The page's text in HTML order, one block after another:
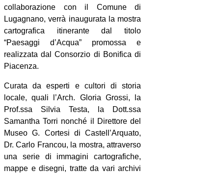
collaborazione con il Comune di
Lugagnano, verrà inaugurata la mostra
cartografica itinerante dal titolo
“Paesaggi d’Acqua” promossa e
realizzata dal Consorzio di Bonifica di
Piacenza.
Curata da esperti e cultori di storia
locale, quali l’Arch. Gloria Grossi, la
Prof.ssa Silvia Testa, la Dott.ssa
Samantha Torri nonché il Direttore del
Museo G. Cortesi di Castell’Arquato,
Dr. Carlo Francou, la mostra, attraverso
una serie di immagini cartografiche,
mappe e disegni, tratte da vari archivi